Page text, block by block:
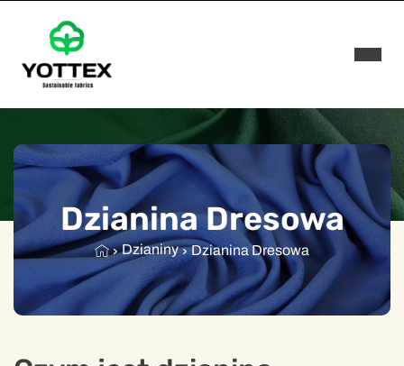
Dzianina Dresowa
Dzianiny Dzianina Dresowa